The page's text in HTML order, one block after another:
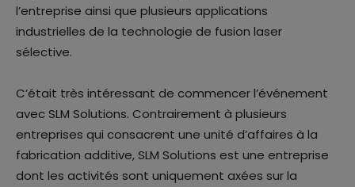
l’entreprise ainsi que plusieurs applications
industrielles de la technologie de fusion laser
sélective.
C’était très intéressant de commencer l’événement
avec SLM Solutions. Contrairement à plusieurs
entreprises qui consacrent une unité d’affaires à la
fabrication additive, SLM Solutions est une entreprise
dont les activités sont uniquement axées sur la